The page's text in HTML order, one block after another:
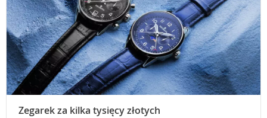
Zegarek za kilka tysięcy złotych